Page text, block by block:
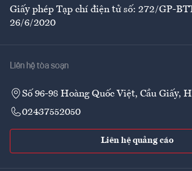
Giấy phép Tạp chí điện tử số: 272/GP-
26/6/2020
Liên hệ tòa soạn
Số 96-98 Hoàng Quốc Việt, Cầu Giấy,
02437552050
Liên hệ quảng cáo